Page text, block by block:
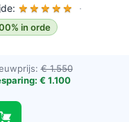
★ ★ ★ ★ ★
·
in orde
€ 1.550
€ 1.100